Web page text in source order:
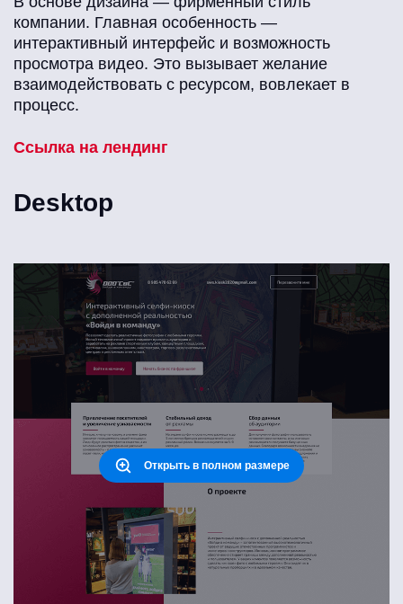
компании. Главная особенность —
интерактивный интерфейс и возможность
просмотра видео. Это вызывает желание
взаимодействовать с ресурсом, вовлекает в
процесс.
Ссылка на лендинг
Desktop
Открыть в полном размере